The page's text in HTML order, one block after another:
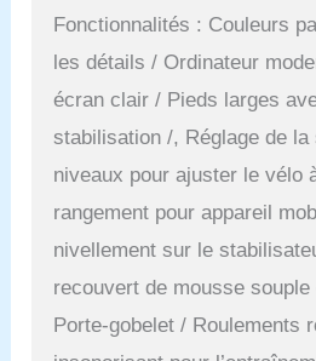
Fonctionnalités : Couleurs
les détails / Ordinateur
écran clair / Pieds larges
stabilisation /, Réglage de
niveaux pour ajuster le vélo
rangement pour appareil
nivellement sur le
recouvert de mousse
Porte-gobelet / Roulements